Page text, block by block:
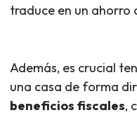
traduce en un ahorro
Además, es crucial
una casa de forma
beneficios fiscales,